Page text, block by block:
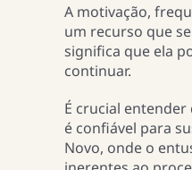
A motivação,
um recurso que
significa que ela
continuar.
É crucial
é confiável para
Novo, onde o